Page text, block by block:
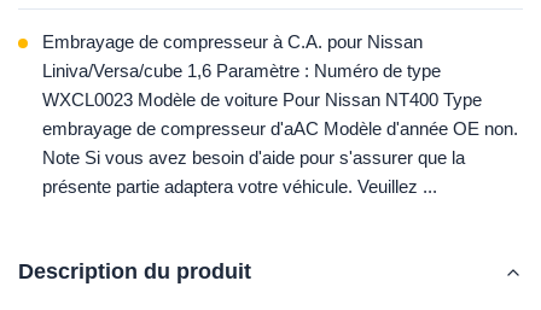
Embrayage de compresseur à C.A. pour Nissan
Liniva/Versa/cube 1,6 Paramètre : Numéro de type
WXCL0023 Modèle de voiture Pour Nissan NT400 Type
embrayage de compresseur d'aAC Modèle d'année OE non.
Note Si vous avez besoin d'aide pour s'assurer que la
présente partie adaptera votre véhicule. Veuillez ...
Description du produit